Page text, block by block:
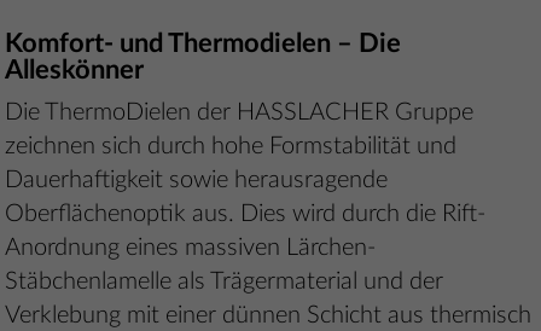
Komfort- und Thermodielen – Die
Alleskönner
Die ThermoDielen der HASSLACHER Gruppe
zeichnen sich durch hohe Formstabilität und
Dauerhaftigkeit sowie herausragende
Oberflächenoptik aus. Dies wird durch die Rift-
Anordnung eines massiven Lärchen-
Stäbchenlamelle als Trägermaterial und der
Verklebung mit einer dünnen Schicht aus thermisch